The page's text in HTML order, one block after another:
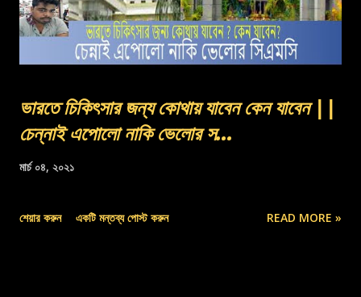
ভারতে চিকিৎসার জন্য কোথায় যাবেন কেন যাবেন ||
চেন্নাই এপোলো নাকি ভেলোর স...
মার্চ ০৪, ২০২১
শেয়ার করুন একটি মন্তব্য পোস্ট করুন READ MORE »